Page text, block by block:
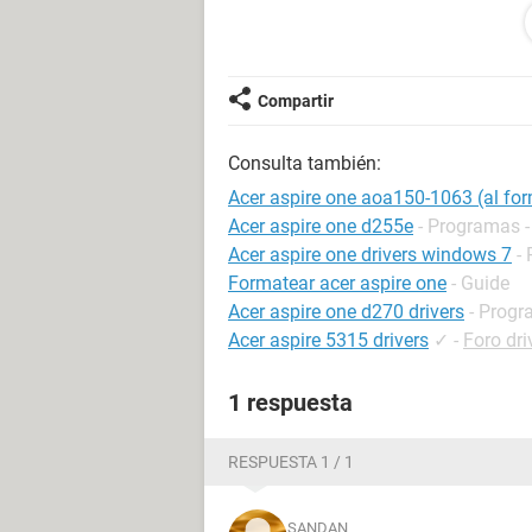
El progama de instalacion no ha
este dañado.
disco es SCSI , asegúrese que los
información consulte la
Debe seleccionar otra partición para
Presione ENTRAR PARA
¿Como soluciono este problema?
Compartir
Consulta también:
Acer aspire one aoa150-1063 (al
Acer aspire one d255e - Programas
Acer aspire one drivers windows 7 -
Formatear acer aspire one - Guide
Acer aspire one d270 drivers -
Acer aspire 5315 drivers ✓ - Foro
1 respuesta
RESPUESTA 1 / 1
SANDAN